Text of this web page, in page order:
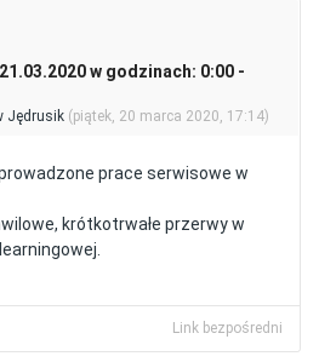
w godzinach: 0:00 -
Jędrusik (piątek, 20 marca 2020, 17:14)
prace serwisowe w
krótkotrwałe przerwy w
Link bezpośredni